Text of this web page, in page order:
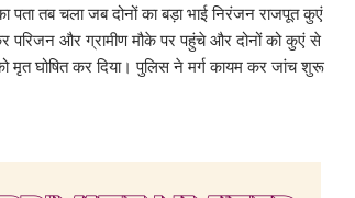
तब चला जब दोनों का बड़ा भाई निरंजन राजपूत कुएं
और ग्रामीण मौके पर पहुंचे और दोनों को कुएं से
मृत घोषित कर दिया। पुलिस ने मर्ग कायम कर जांच शुरू